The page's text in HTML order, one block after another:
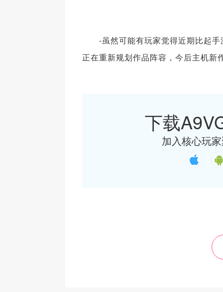
-虽然可能有玩家觉得近期比起手
正在重新规划作品阵容，今后主机新
下载
加入核心玩